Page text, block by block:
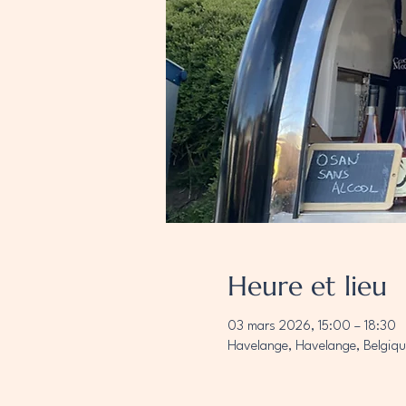
Heure et lieu
03 mars 2026, 15:00 – 18:30
Havelange, Havelange,